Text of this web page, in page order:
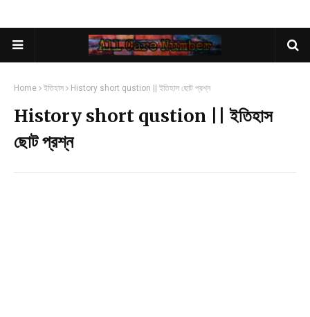
Home ইতিহাস History short qustion || ইতিহাস ছোট প্রশ্ন
History short qustion || ইতিহাস
ছোট প্রশ্ন